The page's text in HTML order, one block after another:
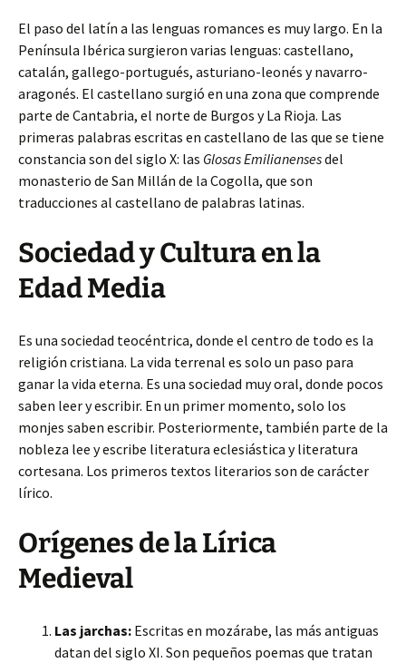
El paso del latín a las lenguas romances es muy largo. En la
Península Ibérica surgieron varias lenguas: castellano,
catalán, gallego-portugués, asturiano-leonés y navarro-
aragonés. El castellano surgió en una zona que comprende
parte de Cantabria, el norte de Burgos y La Rioja. Las
primeras palabras escritas en castellano de las que se tiene
constancia son del siglo X: las Glosas Emilianensesdel
monasterio de San Millán de la Cogolla, que son
traducciones al castellano de palabras latinas.
Sociedad y Cultura en la
Edad Media
Es una sociedad teocéntrica, donde el centro de todo es la
religión cristiana. La vida terrenal es solo un paso para
ganar la vida eterna. Es una sociedad muy oral, donde pocos
saben leer y escribir. En un primer momento, solo los
monjes saben escribir. Posteriormente, también parte de la
nobleza lee y escribe literatura eclesiástica y literatura
cortesana. Los primeros textos literarios son de carácter
lírico.
Orígenes de la Lírica
Medieval
Las jarchas: Escritas en mozárabe, las más antiguas
datan del siglo XI. Son pequeños poemas que tratan